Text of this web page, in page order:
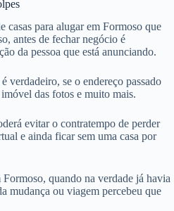
casas para alugar em Formoso que
antes de fechar negócio é
da pessoa que está anunciando.
verdadeiro, se o endereço passado
das fotos e muito mais.
evitar o contratempo de perder
e ainda ficar sem uma casa por
quando na verdade já havia
mudança ou viagem percebeu que